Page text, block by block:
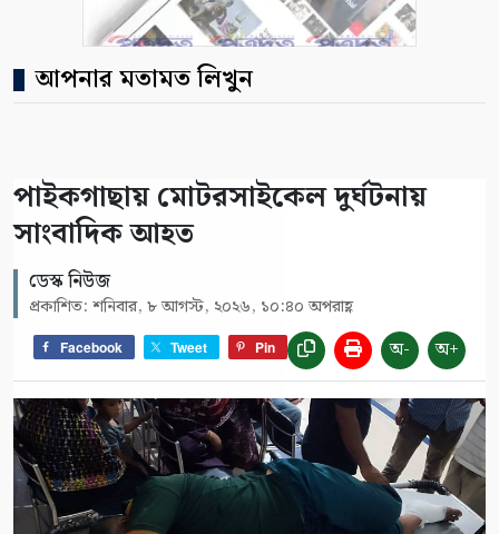
আপনার মতামত লিখুন
পাইকগাছায় মোটরসাইকেল দুর্ঘটনায়
সাংবাদিক আহত
ডেস্ক নিউজ
প্রকাশিত: শনিবার, ৮ আগস্ট, ২০২৬, ১০:৪০ অপরাহ্ণ
Facebook Tweet Pin অ- অ+